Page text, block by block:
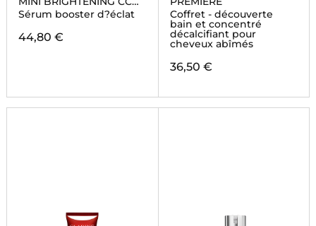
SERUM
Sérum booster d?éclat
44,80 €
Coffret - découverte
bain et concentré
décalcifiant pour
cheveux abîmés
36,50 €